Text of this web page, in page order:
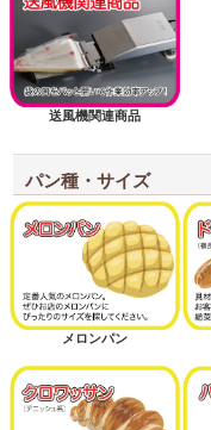
送風機関連商品
パン種・サイズ
メロンパン